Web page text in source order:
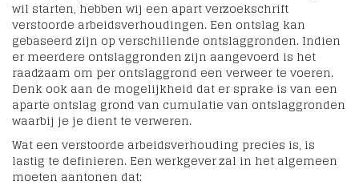
wil starten, hebben wij een apart verzoekschrift
verstoorde arbeidsverhoudingen. Een ontslag kan
gebaseerd zijn op verschillende ontslaggronden. Indien
er meerdere ontslaggronden zijn aangevoerd is het
raadzaam om per ontslaggrond een verweer te voeren.
Denk ook aan de mogelijkheid dat er sprake is van een
aparte ontslag grond van cumulatie van ontslaggronden
waarbij je je dient te verweren.
Wat een verstoorde arbeidsverhouding precies is, is
lastig te definieren. Een werkgever zal in het algemeen
moeten aantonen dat: